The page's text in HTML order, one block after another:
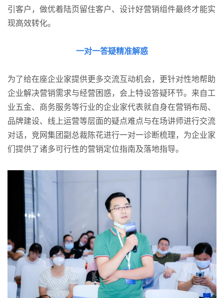
引客户，做优着陆页留住客户、设计好营销组件最终才能实
现高效转化。
一对一答疑精准解惑
为了给在座企业家提供更多交流互动机会，更针对性地帮助
企业解决营销需求与经营困惑，会上特设答疑环节。来自工
业五金、商务服务等行业的企业家代表就自身在营销布局、
品牌建设、线上运营等层面的疑点难点与在场讲师进行交流
对话，竞网集团副总裁陈花进行一对一诊断梳理，为企业家
们提供了诸多可行性的营销定位指南及落地指导。